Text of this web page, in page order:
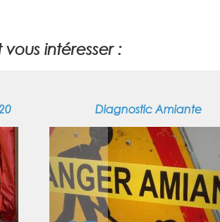
intéresser :
Diagnostic Amiante